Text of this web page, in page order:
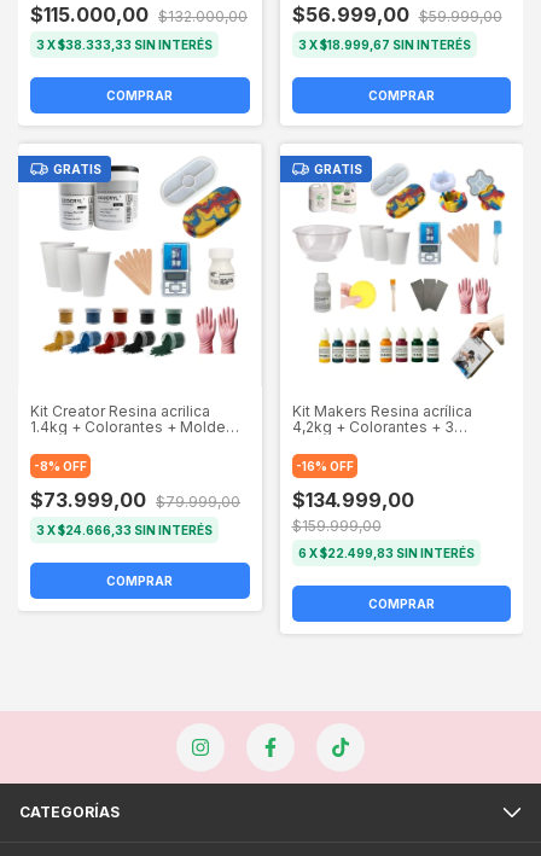
$115.000,00 $132.000,00
3X$38.333,33 SIN INTERÉS
COMPRAR
$56.999,00 $59.999,00
3 X$18.999,67 SIN INTERÉS
COMPRAR
GRATIS
Kit Creator Resina acrilica
1.4kg + Colorantes + Molde
Herramientas
-8% OFF
$73.999,00 $79.999,00
3X$24.666,33 SIN INTERÉS
COMPRAR
GRATIS
Kit Makers Resina acrílica
4,2kg + Colorantes + 3
Herramientas
-16% OFF
$134.999,00
$159.999,00
6 X$22.499,83 SIN INTERÉS
COMPRAR
CATEGORÍAS